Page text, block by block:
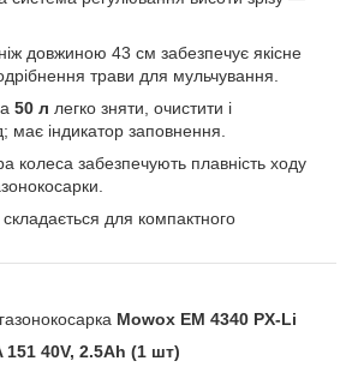
довжиною 43 см забезпечує якісне
трави для мульчування.
50 л легко зняти, очистити і
має індикатор заповнення.
колеса забезпечують плавність ходу
для компактного
Mowox EM 4340 PX-Li
151 40V, 2.5Ah (1 шт)